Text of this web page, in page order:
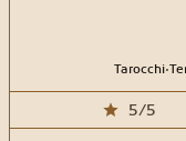
Tarocchi.
5/5